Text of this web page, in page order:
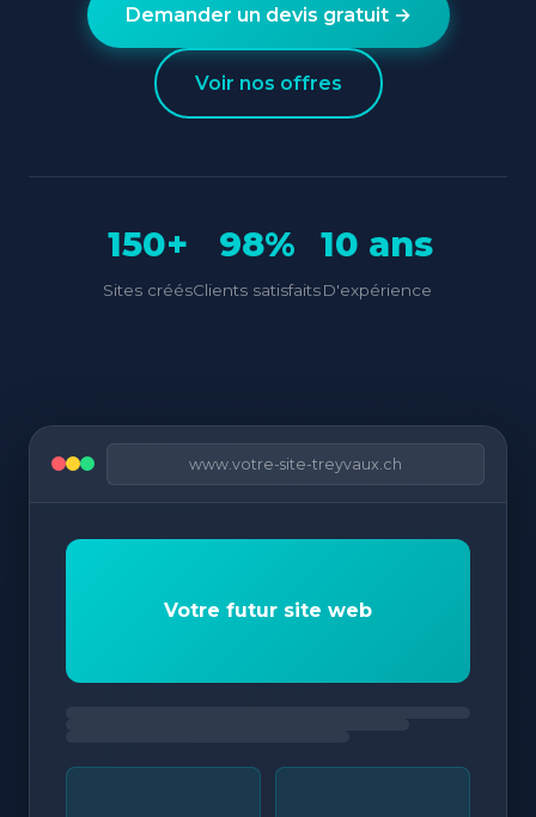
Demander un devis gratuit →
Voir nos offres
150+
Sites créés
98%
Clients satisfaits
10 ans
D'expérience
www.votre-site-treyvaux.ch
Votre futur site web